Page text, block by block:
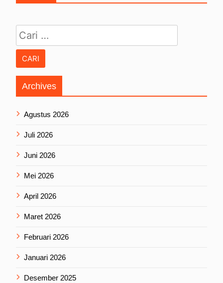
Archives
Agustus 2026
Juli 2026
Juni 2026
Mei 2026
April 2026
Maret 2026
Februari 2026
Januari 2026
Desember 2025